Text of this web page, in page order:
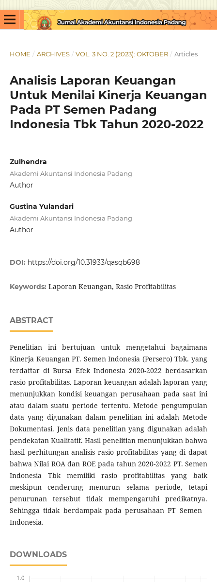
HOME / ARCHIVES / VOL. 3 NO. 2 (2023): OKTOBER / Articles
Analisis Laporan Keuangan
Untuk Menilai Kinerja Keuangan
Pada PT Semen Padang
Indonesia Tbk Tahun 2020-2022
Zulhendra
Akademi Akuntansi Indonesia Padang
Author
Gustina Yulandari
Akademi Akuntansi Indonesia Padang
Author
DOI: https://doi.org/10.31933/qasqb698
Keywords: Laporan Keuangan, Rasio Profitabilitas
ABSTRACT
Penelitian ini bertujuan untuk mengetahui bagaimana
Kinerja Keuangan PT. Semen Indonesia (Persero) Tbk. yang
terdaftar di Bursa Efek Indonesia 2020-2022 berdasarkan
rasio profitabilitas. Laporan keuangan adalah laporan yang
menunjukkan kondisi keuangan perusahaan pada saat ini
atau dalam suatu periode tertentu. Metode pengumpulan
data yang digunakan dalam penelitian ini adalah Metode
Dokumentasi. Jenis data penelitian yang digunakan adalah
pendekatan Kualitatif. Hasil penelitian menunjukkan bahwa
hasil perhitungan analisis rasio profitabilitas yang di dapat
bahwa Nilai ROA dan ROE pada tahun 2020-2022 PT. Semen
Indonesia Tbk memiliki rasio profitabilitas yang baik
meskipun cenderung menurun selama periode, tetapi
penurunan tersebut tidak mempengaruhi predikatnya.
Sehingga tidak berdampak pada perusahaan PT Semen
Indonesia.
DOWNLOADS